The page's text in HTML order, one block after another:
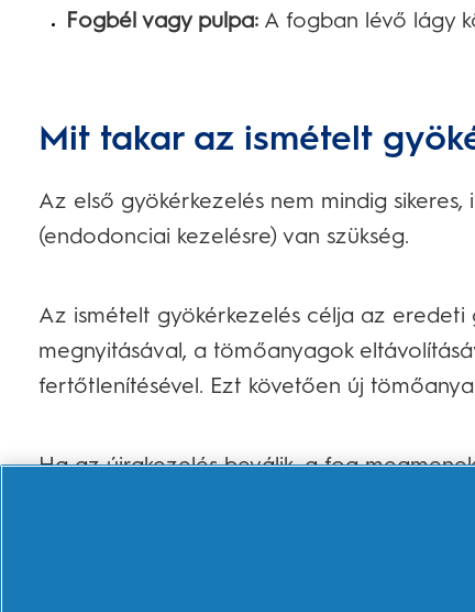
Fogbél vagy pulpa: A fogban lévő lágy
Mit takar az ismételt
Az első gyökérkezelés nem mindig
(endodonciai kezelésre) van szükség.
Az ismételt gyökérkezelés célja az
megnyitásával, a tömőanyagok
fertőtlenítésével. Ezt követően új
Ha az újrakezelés beválik, a fog